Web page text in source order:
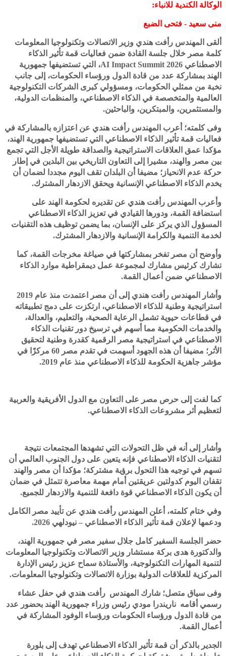
الوكالة الكندية للانباء:
منى سعيد - فتحى الضبع
ألقى المهندس رأفت هندي وزير الاتصالات وتكنولوجيا المعلومات
كلمة مصر خلال جلسة القادة ضمن فعاليات قمة تأثير الذكاء
الاصطناعي AI Impact Summit 2026، التي تستضيفها جمهورية
الهند بمشاركة عدد من قادة الدول ورؤساء الحكومات، إلى جانب
نخبة من ممثلي الحكومات، ومسؤولي كبرى الشركات التكنولوجية
العالمية والمتخصصة في الذكاء الاصطناعي، والمنظمات الدولية،
والمستثمرين، والمبتكرين، والباحثين.
وفى كلمته؛ أعرب المهندس رأفت هندي عن اعتزازه بالمشاركة في
فعاليات قمة تأثير الذكاء الاصطناعي التي تستضيفها جمهورية الهند،
مؤكدا عمق العلاقات الاستراتيجية والصداقة طويلة الأجل التي تجمع
بين مصر والهند، مشيرا إلى التعاون التاريخي بين البلدين في إطار
حركة عدم الانحياز؛ مضيفا أن البلدان تقف اليوم مجددا لضمان أن
يخدم الذكاء الاصطناعي الإنسانية ويحقق الازدهار المشترك.
وأعرب المهندس رأفت هندي عن تقديره لحكومة الهند على
استضافة القمة، ودورها القيادي في تعزيز الذكاء الاصطناعي
المسؤول الذي يركز على الإنسان، بما يضمن توظيف هذه التقنيات
لخدمة التنمية والكرامة الإنسانية والازدهار المشترك.
وأوضح أن مصر تفخر بمشاركتها في صياغة مخرجات القمة، كما
تشارك كرئيس مشارك لمجموعة عمل ديمقراطية موارد الذكاء
الاصطناعي ضمن أعمال القمة.
وأشار المهندس رأفت هندي إلى أن مصر اعتمدت منذ عام 2019
استراتيجية وطنية للذكاء الاصطناعي، ارتكزت على دمج تطبيقاته
في قطاعات حيوية تشمل الرعاية الصحية، والتعليم، والعدالة،
والخدمات الحكومية مما أسهم في ترسيخ دور تقنيات الذكاء
الاصطناعي في استراتيجية مصر الرقمية كقدرة وطنية لتحقيق
الأثر؛ مضيفا أن هذه الجهود أسهمت في تقدم مصر 60 مركزًا في
مؤشر جاهزية الحكومة للذكاء الاصطناعي منذ عام 2019.
كما لفت إلى حرص مصر على التعاون مع الدول الأفريقية والعربية
لتعظيم أثر مشروعات الذكاء الاصطناعي.
وأشار إلى أنه في ظل التحولات التي تشهدها المجتمعات نتيجة
لتقنيات الذكاء الاصطناعي فإنه يتعين على دول الجنوب العالمي أن
تسهم في توجيه هذا التحول برؤية مشتركة؛ مؤكدا أن مصر والهند
تقفان اليوم كدولتين عريقتين أمام مهمة معاصرة تتمثل في ضمان
أن يكون الذكاء الاصطناعي قوة دافعة للتنمية والازدهار للجميع.
وفي ختام كلمته، أعلن المهندس رأفت هندي عن تأييد مصر الكامل
ودعمها لإعلان قمة تأثير الذكاء الاصطناعي – نيودلهي 2026.
حضر الجلسة السفير كامل جلال سفير مصر في جمهورية الهند،
والدكتورة هدى بركة مستشار وزير الاتصالات وتكنولوجيا المعلومات
لتنمية المهارات التكنولوجية، والأستاذة سماح عزيز رئيس الإدارة
المركزية للعلاقات الدولية بوزارة الاتصالات وتكنولوجيا المعلومات.
وفى سياق متصل؛ شارك المهندس رأفت هندي في حفل عشاء
رسمي أقامه ناريندرا مودي رئيس وزراء جمهورية الهند بحضور عدد
من قادة الدول ورؤساء الحكومات ورؤساء الوفود المشاركة في
أعمال القمة.
الجدير بالذكر أن قمة تأثير الذكاء الاصطناعي تهدف إلى بلورة